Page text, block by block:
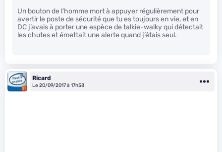
Un bouton de l’homme mort à appuyer régulièrement pour
avertir le poste de sécurité que tu es toujours en vie, et en
DC j’avais à porter une espèce de talkie-walky qui détectait
les chutes et émettait une alerte quand j’étais seul.
Ricard
Le 20/09/2017 à 17h58